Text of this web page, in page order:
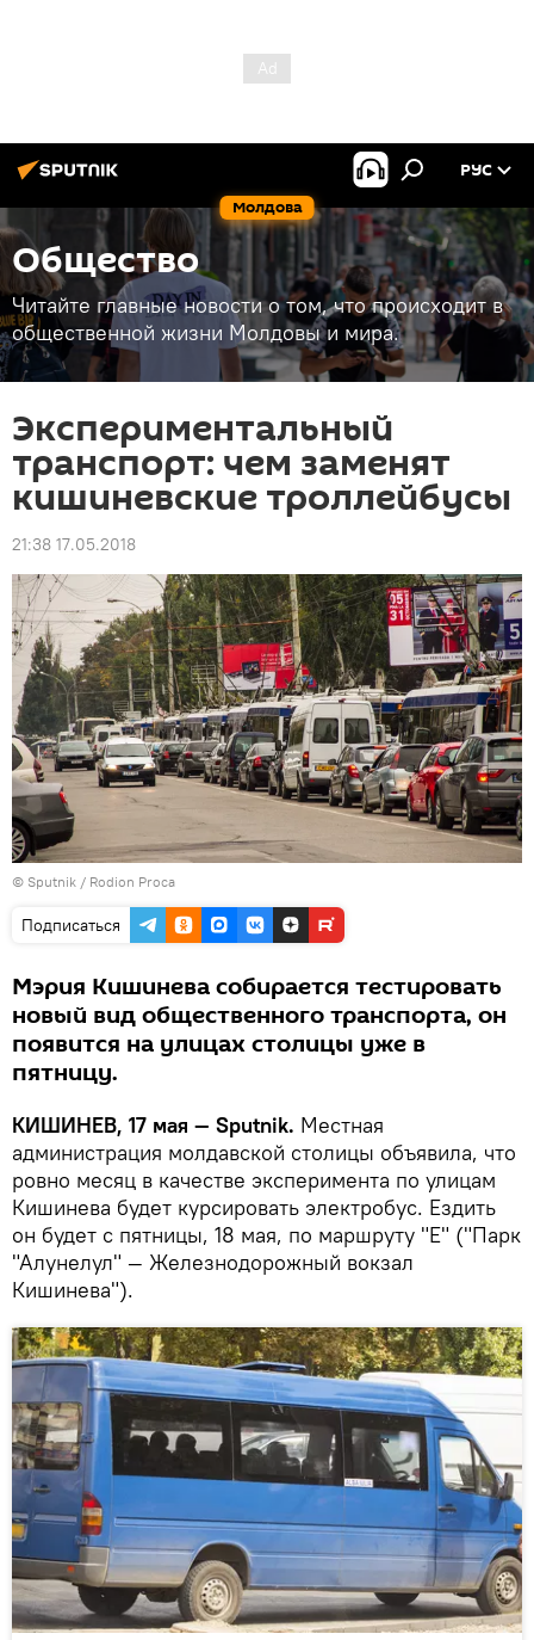
Молдова
РУС
Общество
Читайте главные новости о том, что происходит в
общественной жизни Молдовы и мира.
Экспериментальный
транспорт: чем заменят
кишиневские троллейбусы
21:38 17.05.2018
© Sputnik / Rodion Proca
Подписаться
Мэрия Кишинева собирается тестировать
новый вид общественного транспорта, он
появится на улицах столицы уже в
пятницу.
КИШИНЕВ, 17 мая — Sputnik. Местная
администрация молдавской столицы объявила, что
ровно месяц в качестве эксперимента по улицам
Кишинева будет курсировать электробус. Ездить
он будет с пятницы, 18 мая, по маршруту "E" ("Парк
"Алунелул" — Железнодорожный вокзал
Кишинева").